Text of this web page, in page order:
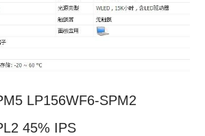
LP156WF6-SPM2
45% IPS